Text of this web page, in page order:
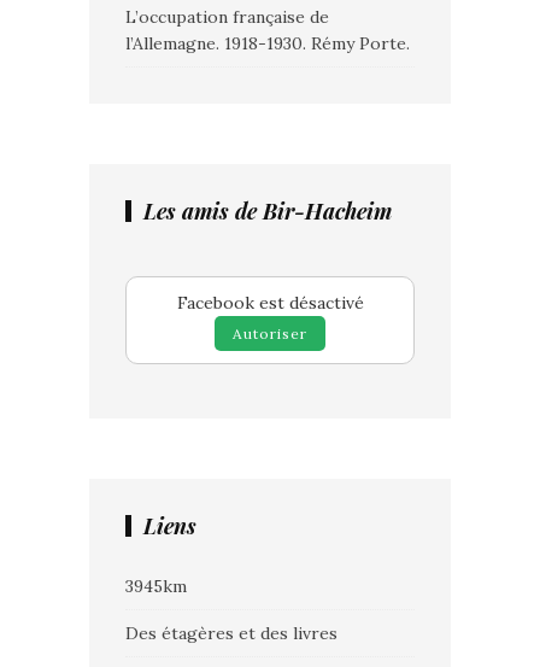
L’occupation française de
l’Allemagne. 1918-1930. Rémy Porte.
Les amis de Bir-Hacheim
Facebook est désactivé
Autoriser
Liens
3945km
Des étagères et des livres